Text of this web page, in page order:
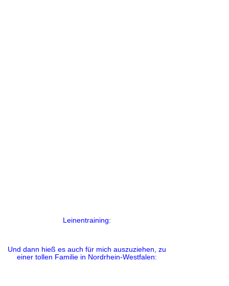
Leinentraining:
Und dann hieß es auch für mich auszuziehen, zu
einer tollen Familie in Nordrhein-Westfalen: